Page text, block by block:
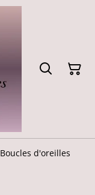
Boucles d'oreilles